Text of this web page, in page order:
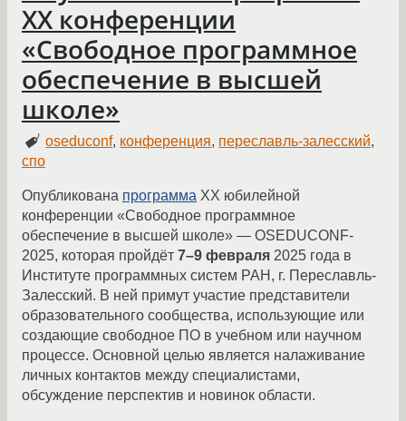
XX конференции
«Свободное программное
обеспечение в высшей
школе»
oseduconf, конференция, переславль-залесский,
спо
Опубликована программа XX юбилейной
конференции «Свободное программное
обеспечение в высшей школе» — OSEDUCONF-
2025, которая пройдёт 7–9 февраля 2025 года в
Институте программных систем РАН, г. Переславль-
Залесский. В ней примут участие представители
образовательного сообщества, использующие или
создающие свободное ПО в учебном или научном
процессе. Основной целью является налаживание
личных контактов между специалистами,
обсуждение перспектив и новинок области.